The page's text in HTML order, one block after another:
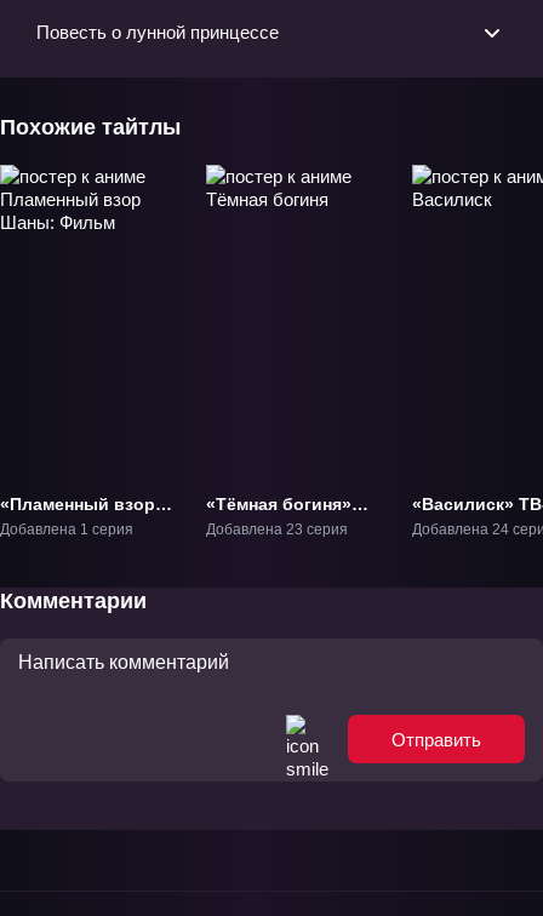
Повесть о лунной принцессе
Похожие тайтлы
«Пламенный взор
Шаны: Фильм»
Добавлена 1 серия
«Тёмная богиня»
ТВ-1
Добавлена 23 серия
«Василиск»
Добавлена 24
Комментарии
Отправить